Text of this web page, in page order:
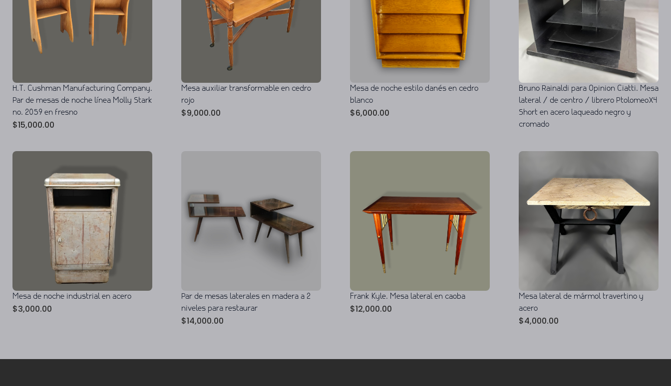
H.T. Cushman Manufacturing Company.
Par de mesas de noche línea Molly Stark
no. 2059 en fresno
$15,000.00
Mesa auxiliar transformable en cedro
rojo
$9,000.00
Mesa de noche estilo danés en cedro
blanco
$6,000.00
Bruno Rainaldi para Opinion Ciatti. Mesa
lateral / de centro / librero PtolomeoX4
Short en acero laqueado negro y
cromado
Mesa de noche industrial en acero
$3,000.00
Par de mesas laterales en madera a 2
niveles para restaurar
$14,000.00
Frank Kyle. Mesa lateral en caoba
$12,000.00
Mesa lateral de mármol travertino y
acero
$4,000.00